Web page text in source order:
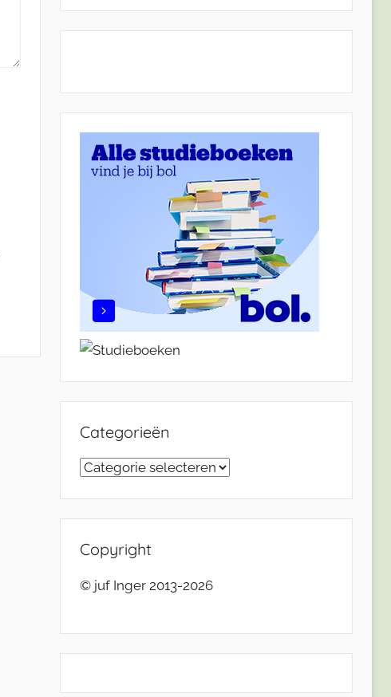
Categorieën
Categorieën
Copyright
© juf Inger 2013-2026